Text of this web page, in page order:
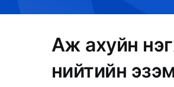
Аж ахуйн
нийтийн